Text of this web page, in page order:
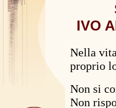
IVO
Nella
proprio
Non si
Non